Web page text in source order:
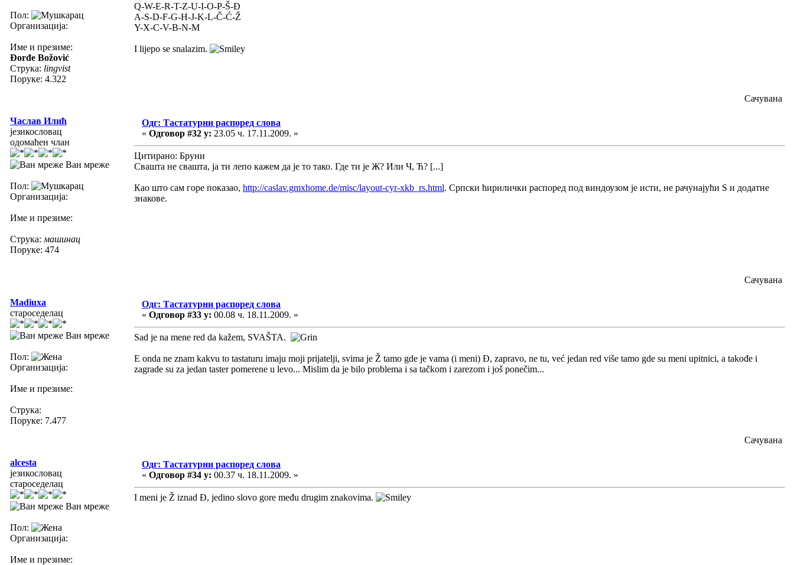
Пол:
Организација:
Име и презиме:
Đorđe Božović
Струка: lingvist
Поруке: 4.322
Q-W-E-R-T-Z-U-I-O-P-Š-Đ
A-S-D-F-G-H-J-K-L-Č-Ć-Ž
Y-X-C-V-B-N-M
I lijepo se snalazim.
Сачувана
Часлав Илић
језикословац
одомаћен члан
Ван мреже
Пол:
Организација:
Име и презиме:
Струка: машинац
Поруке: 474
Одг: Тастатурни распоред слова
« Одговор #32 у: 23.05 ч. 17.11.2009. »
Цитирано: Бруни
Свашта не свашта, ја ти лепо кажем да је то тако. Где ти је Ж? Или Ч, Ћ? [...]
Као што сам горе показао, http://caslav.gmxhome.de/misc/layout-cyr-xkb_rs.html. Српски ћирилички распоред под виндоузом је исти, не рачунајући Ѕ и додатне
знакове.
Сачувана
Madiuxa
староседелац
Ван мреже
Пол:
Организација:
Име и презиме:
Струка:
Поруке: 7.477
Одг: Тастатурни распоред слова
« Одговор #33 у: 00.08 ч. 18.11.2009. »
Sad je na mene red da kažem, SVAŠTA.
E onda ne znam kakvu to tastaturu imaju moji prijatelji, svima je Ž tamo gde je vama (i meni) Đ, zapravo, ne tu, već jedan red više tamo gde su meni upitnici, a takođe i
zagrade su za jedan taster pomerene u levo... Mislim da je bilo problema i sa tačkom i zarezom i još ponečim...
Сачувана
alcesta
језикословац
староседелац
Ван мреже
Пол:
Организација:
Име и презиме:
Одг: Тастатурни распоред слова
« Одговор #34 у: 00.37 ч. 18.11.2009. »
I meni je Ž iznad Đ, jedino slovo gore među drugim znakovima.